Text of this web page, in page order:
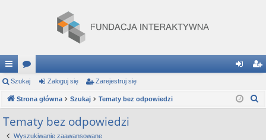
ię
ce
j
…
or
a og ej
Szukaj Zaloguj się Zarejestruj się
Strona główna Szukaj Tematy bez odpowiedzi
Tematy bez odpowiedzi
Wyszukiwanie zaawansowane